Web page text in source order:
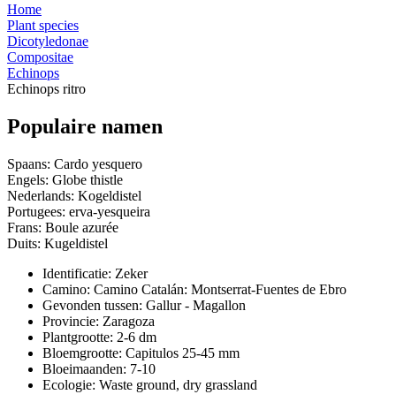
Home
Plant species
Dicotyledonae
Compositae
Echinops
Echinops ritro
Populaire namen
Spaans: Cardo yesquero
Engels: Globe thistle
Nederlands: Kogeldistel
Portugees: erva-yesqueira
Frans: Boule azurée
Duits: Kugeldistel
Identificatie: Zeker
Camino: Camino Catalán: Montserrat-Fuentes de Ebro
Gevonden tussen: Gallur - Magallon
Provincie: Zaragoza
Plantgrootte: 2-6 dm
Bloemgrootte: Capitulos 25-45 mm
Bloeimaanden: 7-10
Ecologie: Waste ground, dry grassland